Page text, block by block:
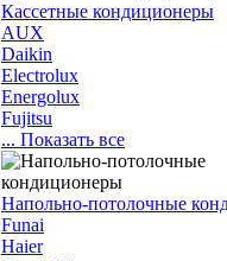
Кассетные кондиционеры
AUX
Daikin
Electrolux
Energolux
Fujitsu
... Показать все
Напольно-потолочные
Funai
Haier